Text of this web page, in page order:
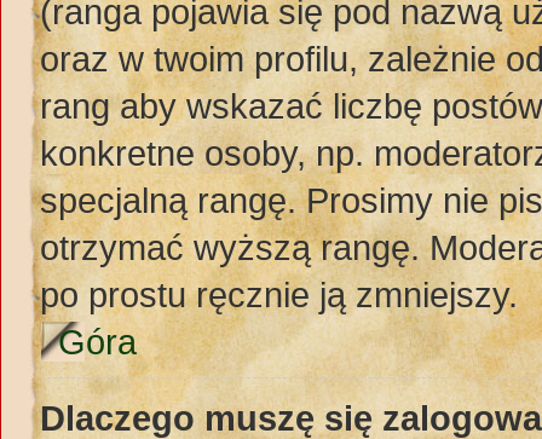
(ranga pojawia się pod nazwą
oraz w twoim profilu, zależnie
rang aby wskazać liczbę
konkretne osoby, np.
specjalną rangę. Prosimy nie
otrzymać wyższą rangę.
po prostu ręcznie ją zmniejszy.
Góra
Dlaczego muszę się